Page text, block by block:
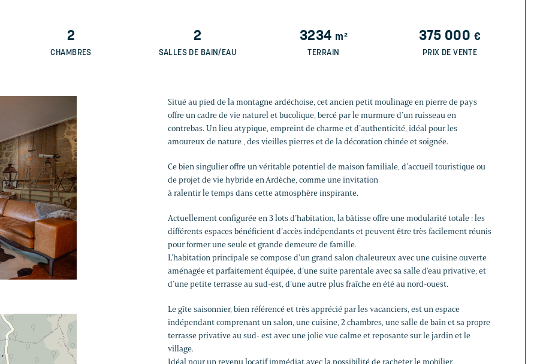
2
CHAMBRES
2
SALLES DE BAIN/EAU
3234 m²
TERRAIN
375 000 €
PRIX DE VENTE
Situé au pied de la montagne ardéchoise, cet ancien petit moulinage en pierre de pays
offre un cadre de vie naturel et bucolique, bercé par le murmure d’un ruisseau en
contrebas. Un lieu atypique, empreint de charme et d’authenticité, idéal pour les
amoureux de nature , des vieilles pierres et de la décoration chinée et soignée.
Ce bien singulier offre un véritable potentiel de maison familiale, d’accueil touristique ou
de projet de vie hybride en Ardèche, comme une invitation
à ralentir le temps dans cette atmosphère inspirante.
Actuellement configurée en 3 lots d’habitation, la bâtisse offre une modularité totale : les
différents espaces bénéficient d’accès indépendants et peuvent être très facilement réunis
pour former une seule et grande demeure de famille.
L’habitation principale se compose d’un grand salon chaleureux avec une cuisine ouverte
aménagée et parfaitement équipée, d’une suite parentale avec sa salle d’eau privative, et
d’une petite terrasse au sud-est, d’une autre plus fraîche en été au nord-ouest.
Le gîte saisonnier, bien référencé et très apprécié par les vacanciers, est un espace
indépendant comprenant un salon, une cuisine, 2 chambres, une salle de bain et sa propre
terrasse privative au sud- est avec une jolie vue calme et reposante sur le jardin et le
village.
Idéal pour un revenu locatif immédiat avec la possibilité de racheter le mobilier.